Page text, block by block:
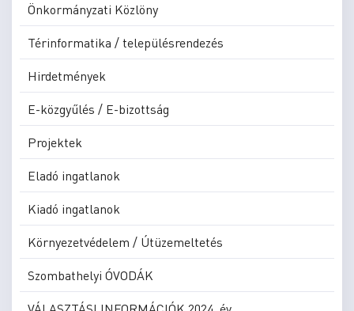
Önkormányzati Közlöny
Térinformatika / településrendezés
Hirdetmények
E-közgyűlés / E-bizottság
Projektek
Eladó ingatlanok
Kiadó ingatlanok
Környezetvédelem / Útüzemeltetés
Szombathelyi ÓVODÁK